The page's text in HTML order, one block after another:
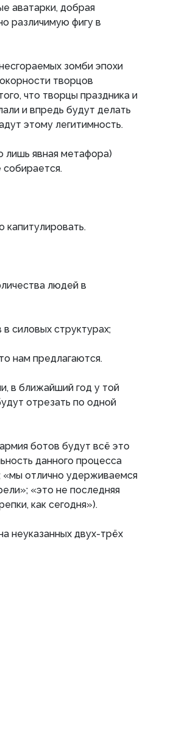
аватарки, добрая
различимую фигу в
зомби эпохи
творцов
что творцы праздника и
и впредь будут делать
этому легитимность.
лишь явная метафора)
собирается.
людей в
силовых структурах;
нам предлагаются.
в ближайший год у той
отрезать по одной
ботов будут всё это
данного процесса
«мы отлично удерживаемся
«это не последняя
как сегодня»).
неуказанных двух-трёх